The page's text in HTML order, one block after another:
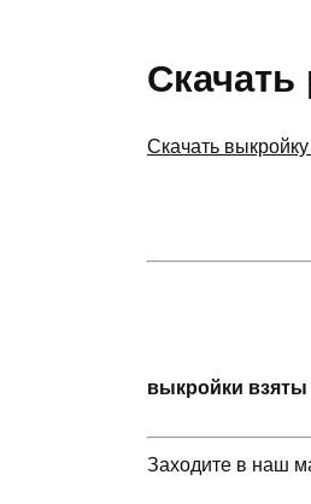
Скачать
выкройки взяты
Заходите в наш